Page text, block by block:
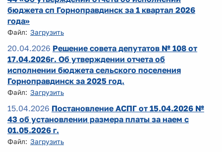
бюджета сп Горноправдинск за 1 квартал 2026
года»
Файл: Загрузить
20.04.2026 Решение совета депутатов № 108 от
17.04.2026г. Об утверждении отчета об
исполнении бюджета сельского поселения
Горноправдинск за 2025 год.
Файл: Загрузить
15.04.2026 Постановление АСПГ от 15.04.2026 №
43 об установлении размера платы за наем с
01.05.2026 г.
Файл: Загрузить